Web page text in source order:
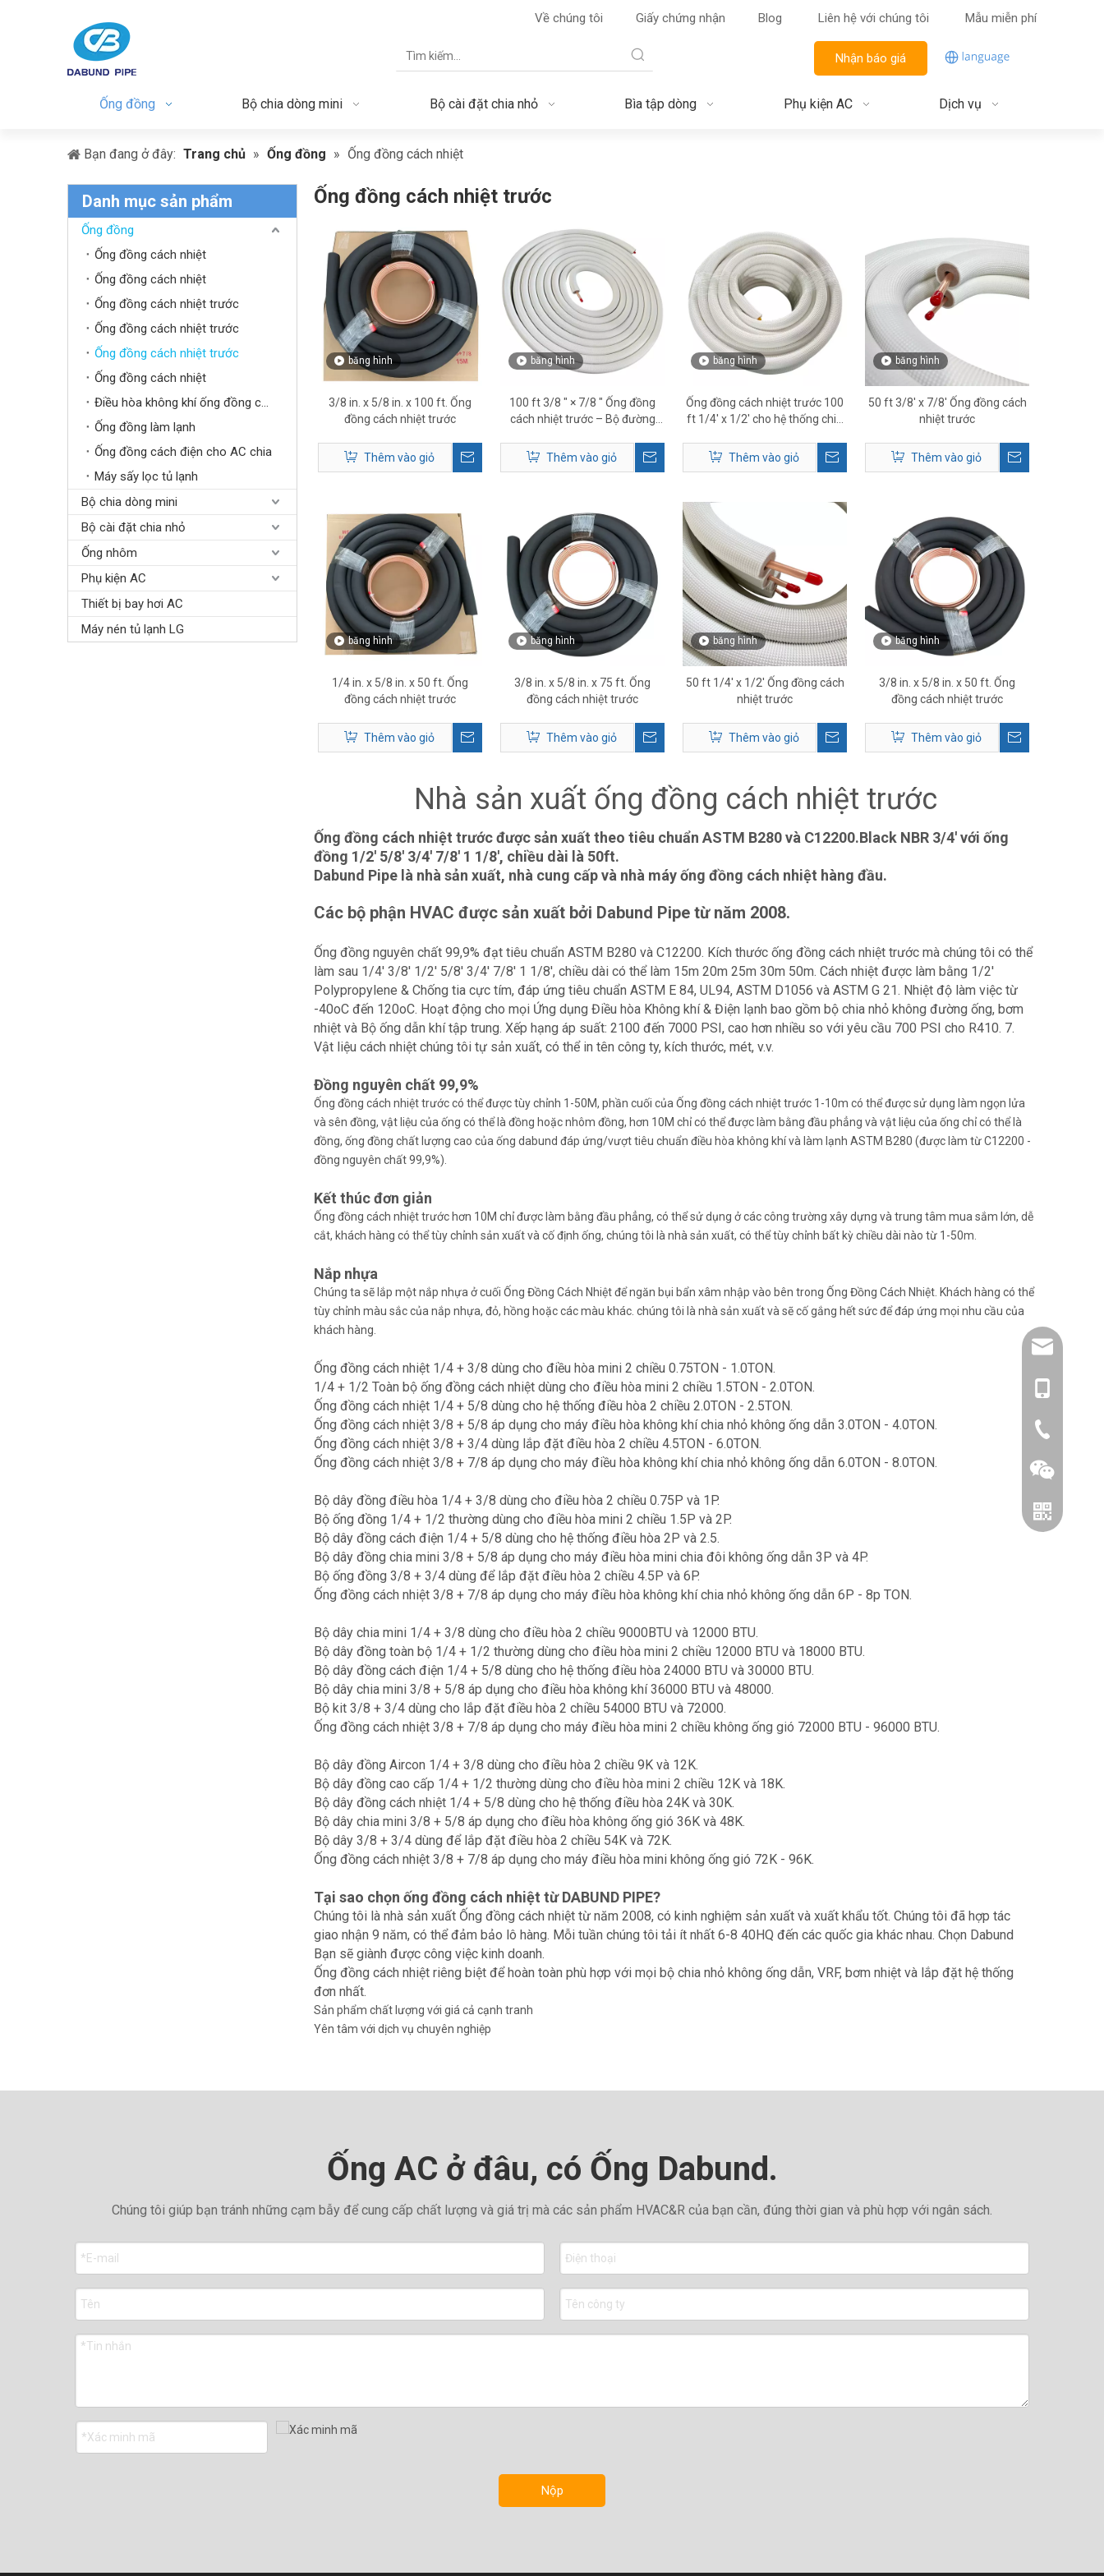
Về chúng tôi Giấy chứng nhận Blog Liên hệ với chúng tôi Mẫu miễn phí
Nhận báo giá
Ống đồng Bộ chia dòng mini Bộ cài đặt chia nhỏ Bìa tập dòng Phụ kiện AC Dịch vụ
Bạn đang ở đây: Trang chủ » Ống đồng » Ống đồng cách nhiệt
Danh mục sản phẩm
Ống đồng
Ống đồng cách nhiệt
Ống đồng cách nhiệt
Ống đồng cách nhiệt trước
Ống đồng cách nhiệt trước
Ống đồng cách nhiệt trước
Ống đồng cách nhiệt
Điều hòa không khí ống đồng cách nhiệt
Ống đồng làm lạnh
Ống đồng cách điện cho AC chia
Máy sấy lọc tủ lạnh
Bộ chia dòng mini
Bộ cài đặt chia nhỏ
Ống nhôm
Phụ kiện AC
Thiết bị bay hơi AC
Máy nén tủ lạnh LG
Ống đồng cách nhiệt trước
băng hình
3/8 in. x 5/8 in. x 100 ft. Ống
đồng cách nhiệt trước
Thêm vào giỏ
băng hình
100 ft 3/8 ″ × 7/8 ″ Ống đồng
cách nhiệt trước – Bộ đường
Thêm vào giỏ
băng hình
Ống đồng cách nhiệt trước 100
ft 1/4' x 1/2' cho hệ thống chia
Thêm vào giỏ
băng hình
50 ft 3/8' x 7/8' Ống đồng cách
nhiệt trước
Thêm vào giỏ
băng hình
1/4 in. x 5/8 in. x 50 ft. Ống
đồng cách nhiệt trước
Thêm vào giỏ
băng hình
3/8 in. x 5/8 in. x 75 ft. Ống
đồng cách nhiệt trước
Thêm vào giỏ
băng hình
50 ft 1/4' x 1/2' Ống đồng cách
nhiệt trước
Thêm vào giỏ
băng hình
3/8 in. x 5/8 in. x 50 ft. Ống
đồng cách nhiệt trước
Thêm vào giỏ
Nhà sản xuất ống đồng cách nhiệt trước
Ống đồng cách nhiệt trước được sản xuất theo tiêu chuẩn ASTM B280 và C12200.Black NBR 3/4' với ống
đồng 1/2' 5/8' 3/4' 7/8' 1 1/8', chiều dài là 50ft.
Dabund Pipe là nhà sản xuất, nhà cung cấp và nhà máy ống đồng cách nhiệt hàng đầu.
Các bộ phận HVAC được sản xuất bởi Dabund Pipe từ năm 2008.
Ống đồng nguyên chất 99,9% đạt tiêu chuẩn ASTM B280 và C12200. Kích thước ống đồng cách nhiệt trước mà chúng tôi có thể
làm sau 1/4' 3/8' 1/2' 5/8' 3/4' 7/8' 1 1/8', chiều dài có thể làm 15m 20m 25m 30m 50m. Cách nhiệt được làm bằng 1/2'
Polypropylene & Chống tia cực tím, đáp ứng tiêu chuẩn ASTM E 84, UL94, ASTM D1056 và ASTM G 21. Nhiệt độ làm việc từ
-40oC đến 120oC. Hoạt động cho mọi Ứng dụng Điều hòa Không khí & Điện lạnh bao gồm bộ chia nhỏ không đường ống, bơm
nhiệt và Bộ ống dẫn khí tập trung. Xếp hạng áp suất: 2100 đến 7000 PSI, cao hơn nhiều so với yêu cầu 700 PSI cho R410. 7.
Vật liệu cách nhiệt chúng tôi tự sản xuất, có thể in tên công ty, kích thước, mét, v.v.
Đồng nguyên chất 99,9%
Ống đồng cách nhiệt trước có thể được tùy chỉnh 1-50M, phần cuối của Ống đồng cách nhiệt trước 1-10m có thể được sử dụng làm ngọn lửa
và sên đồng, vật liệu của ống có thể là đồng hoặc nhôm đồng, hơn 10M chỉ có thể được làm bằng đầu phẳng và vật liệu của ống chỉ có thể là
đồng, ống đồng chất lượng cao của ống dabund đáp ứng/vượt tiêu chuẩn điều hòa không khí và làm lạnh ASTM B280 (được làm từ C12200 -
đồng nguyên chất 99,9%).
Kết thúc đơn giản
Ống đồng cách nhiệt trước hơn 10M chỉ được làm bằng đầu phẳng, có thể sử dụng ở các công trường xây dựng và trung tâm mua sắm lớn, dễ
cắt, khách hàng có thể tùy chỉnh sản xuất và cố định ống, chúng tôi là nhà sản xuất, có thể tùy chỉnh bất kỳ chiều dài nào từ 1-50m.
Nắp nhựa
Chúng ta sẽ lắp một nắp nhựa ở cuối Ống Đồng Cách Nhiệt để ngăn bụi bẩn xâm nhập vào bên trong Ống Đồng Cách Nhiệt. Khách hàng có thể
tùy chỉnh màu sắc của nắp nhựa, đỏ, hồng hoặc các màu khác. chúng tôi là nhà sản xuất và sẽ cố gắng hết sức để đáp ứng mọi nhu cầu của
khách hàng.
Ống đồng cách nhiệt 1/4 + 3/8 dùng cho điều hòa mini 2 chiều 0.75TON - 1.0TON.
1/4 + 1/2 Toàn bộ ống đồng cách nhiệt dùng cho điều hòa mini 2 chiều 1.5TON - 2.0TON.
Ống đồng cách nhiệt 1/4 + 5/8 dùng cho hệ thống điều hòa 2 chiều 2.0TON - 2.5TON.
Ống đồng cách nhiệt 3/8 + 5/8 áp dụng cho máy điều hòa không khí chia nhỏ không ống dẫn 3.0TON - 4.0TON.
Ống đồng cách nhiệt 3/8 + 3/4 dùng lắp đặt điều hòa 2 chiều 4.5TON - 6.0TON.
Ống đồng cách nhiệt 3/8 + 7/8 áp dụng cho máy điều hòa không khí chia nhỏ không ống dẫn 6.0TON - 8.0TON.
Bộ dây đồng điều hòa 1/4 + 3/8 dùng cho điều hòa 2 chiều 0.75P và 1P.
Bộ ống đồng 1/4 + 1/2 thường dùng cho điều hòa mini 2 chiều 1.5P và 2P.
Bộ dây đồng cách điện 1/4 + 5/8 dùng cho hệ thống điều hòa 2P và 2.5.
Bộ dây đồng chia mini 3/8 + 5/8 áp dụng cho máy điều hòa mini chia đôi không ống dẫn 3P và 4P.
Bộ ống đồng 3/8 + 3/4 dùng để lắp đặt điều hòa 2 chiều 4.5P và 6P.
Ống đồng cách nhiệt 3/8 + 7/8 áp dụng cho máy điều hòa không khí chia nhỏ không ống dẫn 6P - 8p TON.
Bộ dây chia mini 1/4 + 3/8 dùng cho điều hòa 2 chiều 9000BTU và 12000 BTU.
Bộ dây đồng toàn bộ 1/4 + 1/2 thường dùng cho điều hòa mini 2 chiều 12000 BTU và 18000 BTU.
Bộ dây đồng cách điện 1/4 + 5/8 dùng cho hệ thống điều hòa 24000 BTU và 30000 BTU.
Bộ dây chia mini 3/8 + 5/8 áp dụng cho điều hòa không khí 36000 BTU và 48000.
Bộ kit 3/8 + 3/4 dùng cho lắp đặt điều hòa 2 chiều 54000 BTU và 72000.
Ống đồng cách nhiệt 3/8 + 7/8 áp dụng cho máy điều hòa mini 2 chiều không ống gió 72000 BTU - 96000 BTU.
Bộ dây đồng Aircon 1/4 + 3/8 dùng cho điều hòa 2 chiều 9K và 12K.
Bộ dây đồng cao cấp 1/4 + 1/2 thường dùng cho điều hòa mini 2 chiều 12K và 18K.
Bộ dây đồng cách nhiệt 1/4 + 5/8 dùng cho hệ thống điều hòa 24K và 30K.
Bộ dây chia mini 3/8 + 5/8 áp dụng cho điều hòa không ống gió 36K và 48K.
Bộ dây 3/8 + 3/4 dùng để lắp đặt điều hòa 2 chiều 54K và 72K.
Ống đồng cách nhiệt 3/8 + 7/8 áp dụng cho máy điều hòa mini không ống gió 72K - 96K.
Tại sao chọn ống đồng cách nhiệt từ DABUND PIPE?
Chúng tôi là nhà sản xuất Ống đồng cách nhiệt từ năm 2008, có kinh nghiệm sản xuất và xuất khẩu tốt. Chúng tôi đã hợp tác
giao nhận 9 năm, có thể đảm bảo lô hàng. Mỗi tuần chúng tôi tải ít nhất 6-8 40HQ đến các quốc gia khác nhau. Chọn Dabund
Bạn sẽ giành được công việc kinh doanh.
Ống đồng cách nhiệt riêng biệt để hoàn toàn phù hợp với mọi bộ chia nhỏ không ống dẫn, VRF, bơm nhiệt và lắp đặt hệ thống
đơn nhất.
Sản phẩm chất lượng với giá cả cạnh tranh
Yên tâm với dịch vụ chuyên nghiệp
Ống AC ở đâu, có Ống Dabund.
Chúng tôi giúp bạn tránh những cạm bẫy để cung cấp chất lượng và giá trị mà các sản phẩm HVAC&R của bạn cần, đúng thời gian và phù hợp với ngân sách.
Nộp
86-